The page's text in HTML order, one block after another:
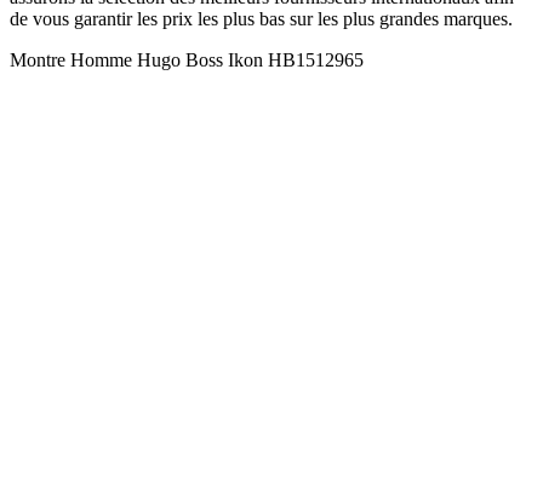
de vous garantir les prix les plus bas sur les plus grandes marques.
Montre Homme Hugo Boss Ikon HB1512965